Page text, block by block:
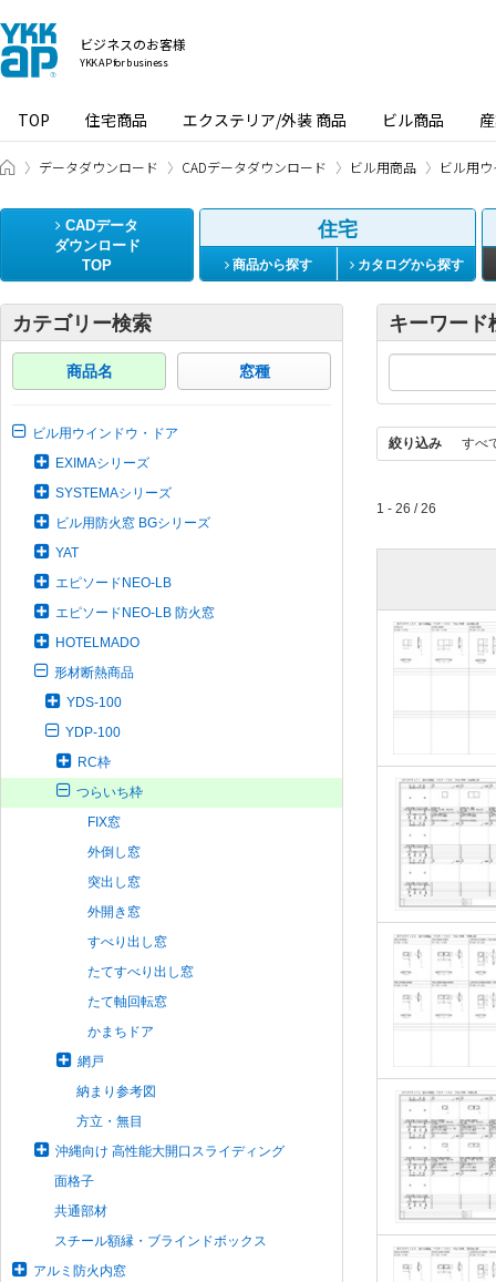
ビジネスのお客様
YKK AP for business
TOP 住宅商品 エクステリア/外装 商品 ビル商品
ビジネスのお客様 HOME
データダウンロード CADデータダウンロード ビル用商品 ビル用
CADデータ
ダウンロード
TOP
住宅
商品から探す カタログから探す
カテゴリー検索
商品名 窓種
ビル用ウインドウ・ドア
EXIMAシリーズ
SYSTEMAシリーズ
ビル用防火窓 BGシリーズ
YAT
エピソードNEO-LB
エピソードNEO-LB 防火窓
HOTELMADO
形材断熱商品
YDS-100
YDP-100
RC枠
つらいち枠
FIX窓
外倒し窓
突出し窓
外開き窓
すべり出し窓
たてすべり出し窓
たて軸回転窓
かまちドア
網戸
納まり参考図
方立・無目
沖縄向け 高性能大開口スライディング
面格子
共通部材
スチール額縁・ブラインドボックス
アルミ防火内窓
キーワード
絞り込み すべ
1 - 26 / 26